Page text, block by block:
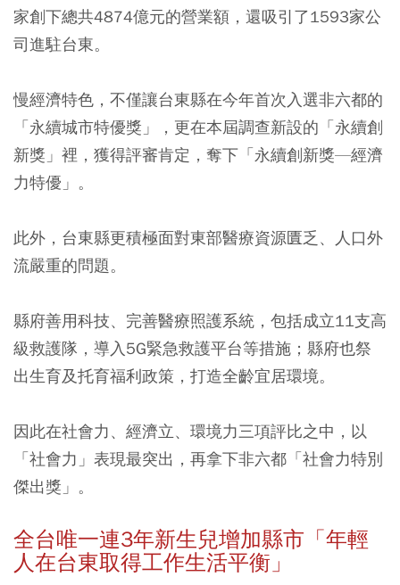
家創下總共4874億元的營業額，還吸引了1593家公
司進駐台東。
慢經濟特色，不僅讓台東縣在今年首次入選非六都的
「永續城市特優獎」，更在本屆調查新設的「永續創
新獎」裡，獲得評審肯定，奪下「永續創新獎—經濟
力特優」。
此外，台東縣更積極面對東部醫療資源匱乏、人口外
流嚴重的問題。
縣府善用科技、完善醫療照護系統，包括成立11支高
級救護隊，導入5G緊急救護平台等措施；縣府也祭
出生育及托育福利政策，打造全齡宜居環境。
因此在社會力、經濟立、環境力三項評比之中，以
「社會力」表現最突出，再拿下非六都「社會力特別
傑出獎」。
全台唯一連3年新生兒增加縣市「年輕
人在台東取得工作生活平衡」